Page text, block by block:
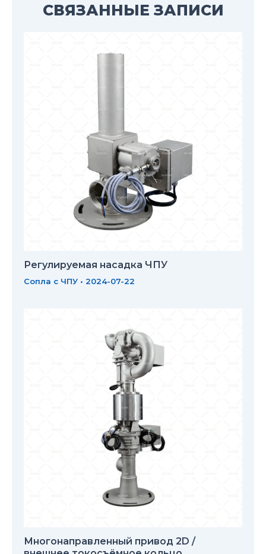
СВЯЗАННЫЕ ЗАПИСИ
Регулируемая насадка ЧПУ
Сопла с ЧПУ • 2024-07-22
Многонаправленный привод 2D /